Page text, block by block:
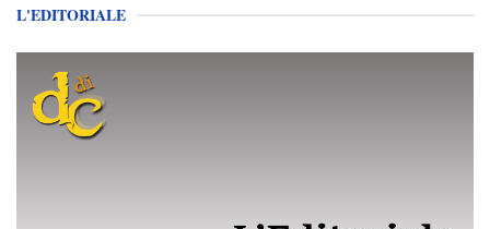
L'EDITORIALE